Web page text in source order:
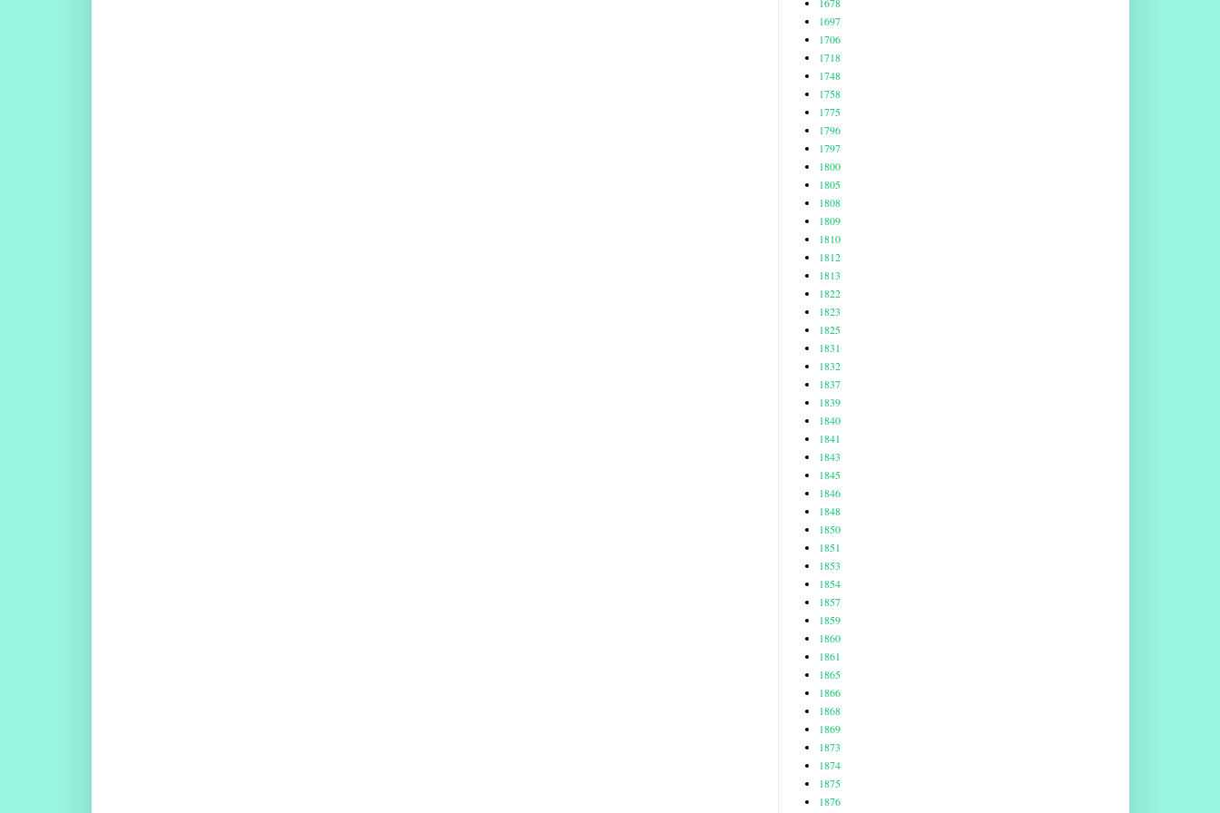
1697
1706
1718
1748
1758
1775
1796
1797
1800
1805
1808
1809
1810
1812
1813
1822
1823
1825
1831
1832
1837
1839
1840
1841
1843
1845
1846
1848
1850
1851
1853
1854
1857
1859
1860
1861
1865
1866
1868
1869
1873
1874
1875
1876